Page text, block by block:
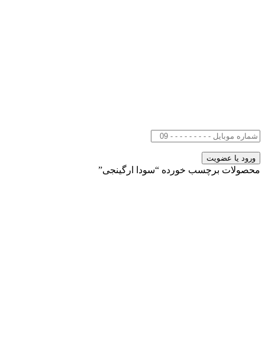
محصولات برچسب خورده “سودا ارگینجی”